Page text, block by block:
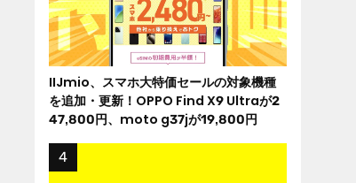
IIJmio、スマホ大特価セールの対象機種
を追加・更新！OPPO Find X9 Ultraが2
47,800円、moto g37jが19,800円